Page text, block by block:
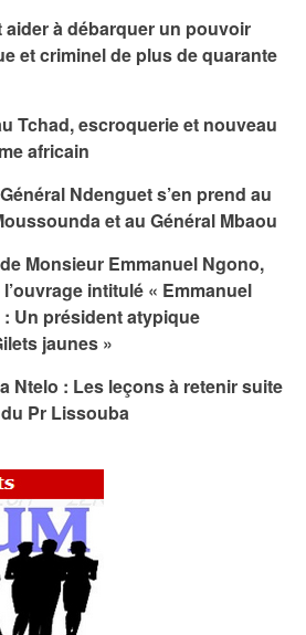
aider à débarquer un pouvoir
et criminel de plus de quarante
Tchad, escroquerie et nouveau
africain
Ndenguet s’en prend au
et au Général Mbaou
Monsieur Emmanuel Ngono,
intitulé « Emmanuel
: Un président atypique
jaunes »
Ntelo : Les leçons à retenir suite
Pr Lissouba